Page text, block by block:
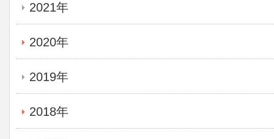
2021年
2020年
2019年
2018年